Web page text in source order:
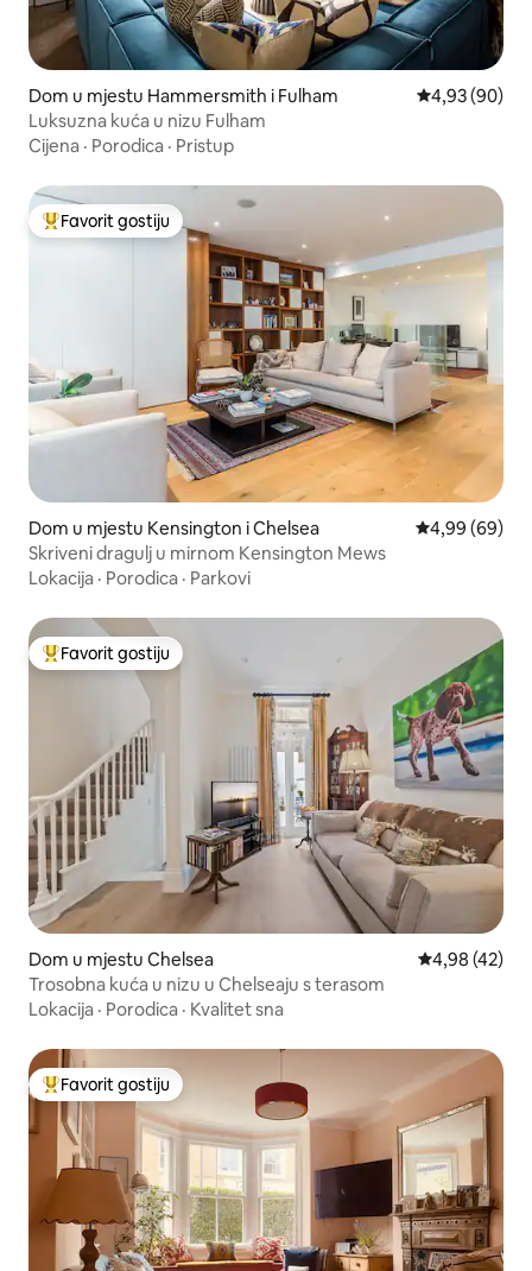
Dom u mjestu Hammersmith i Fulham Prosječna
4,93 (90)
Luksuzna kuća u nizu Fulham
Cijena · Porodica · Pristup
Glavni favorit gostiju
Favorit gostiju
Dom u mjestu Kensington i Chelsea Prosječna
4,99 (69)
Skriveni dragulj u mirnom Kensington Mews
Lokacija · Porodica · Parkovi
Glavni favorit gostiju
Favorit gostiju
Dom u mjestu Chelsea Prosječna
4,98 (42)
Trosobna kuća u nizu u Chelseaju s terasom
Lokacija · Porodica · Kvalitet sna
Glavni favorit gostiju
Favorit gostiju